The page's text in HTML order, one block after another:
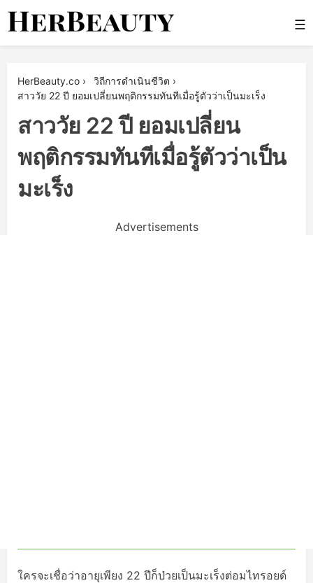
Skip
☰
HerBeauty.co › วิถีการดำเนินชีวิต ›
สาววัย 22 ปี ยอมเปลี่ยนพฤติกรรมทันทีเมื่อรู้ตัวว่าเป็นมะเร็ง
สาววัย 22 ปี ยอมเปลี่ยน
พฤติกรรมทันทีเมื่อรู้ตัวว่าเป็น
มะเร็ง
Advertisements
ใครจะเชื่อว่าอายุเพียง 22 ปีก็ป่วยเป็นมะเร็งต่อมไทรอยด์